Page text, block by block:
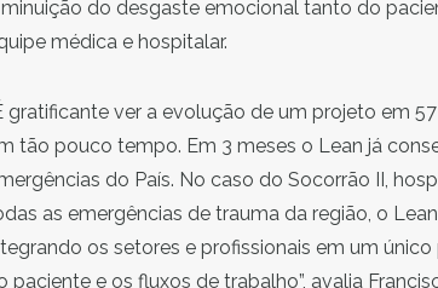
do desgaste emocional tanto do
médica e hospitalar.
gratificante ver a evolução de um projeto em
tão pouco tempo. Em 3 meses o Lean já
do País. No caso do Socorrão II,
as emergências de trauma da região, o
os setores e profissionais em um
paciente e os fluxos de trabalho”, avalia